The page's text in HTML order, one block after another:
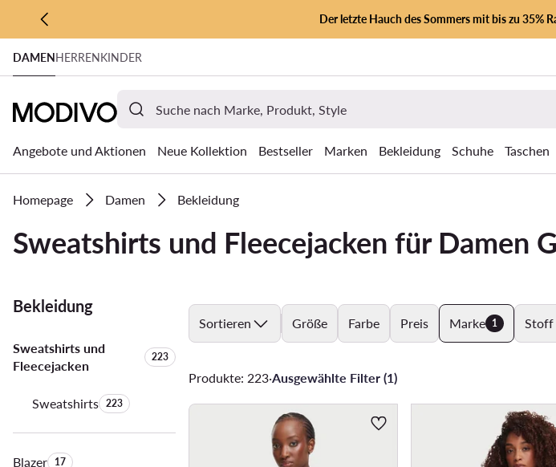
ZUM HAUPTINHALT SPRINGEN
ZUR SUCHE
Der letzte Hauch des Sommers mit bis zu 35%
DAMENHERRENKINDER
Angebote und Aktionen Neue Kollektion Bestseller Marken Bekleidung Schuhe Taschen
Homepage Damen Bekleidung
Sweatshirts und Fleecejacken für Damen
Bekleidung
Sweatshirts und
Fleecejacken
Anzahl der Produkte:
223
SweatshirtsAnzahl der Produkte:
223
BlazerAnzahl der Produkte:
17
Sortieren Größe Farbe Preis Marke 1 Stoff
Produkte: 223·Ausgewählte Filter (1)